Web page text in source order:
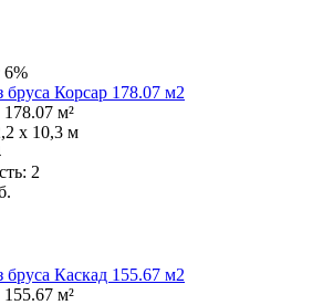
6%
м²
х 10,3 м
2
м²